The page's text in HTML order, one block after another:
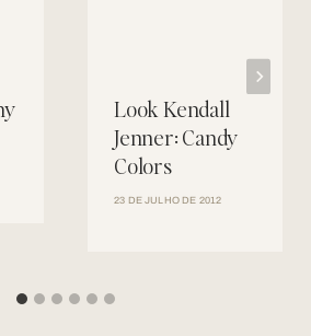
Look Kendall
Jenner: Candy
Colors
23 DE JULHO DE 2012